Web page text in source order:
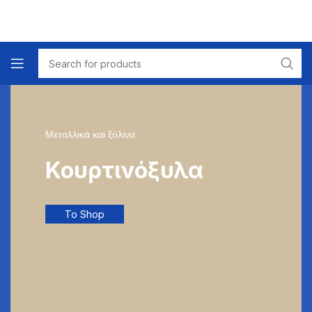
Μεταλλικά και ξύλινα
Κουρτινόξυλα
To Shop